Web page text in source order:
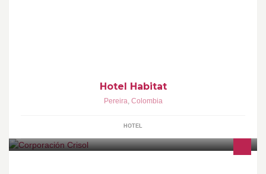
Hotel Habitat
Pereira, Colombia
HOTEL